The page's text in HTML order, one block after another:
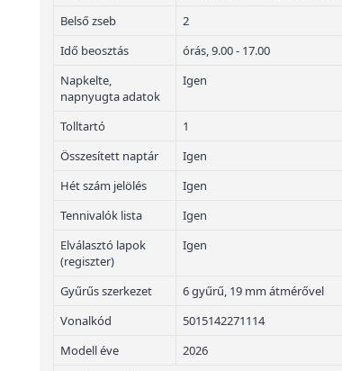
Belső zseb
2
Idő beosztás
órás, 9.00 - 17.00
Napkelte,
napnyugta adatok
Igen
Tolltartó
1
Összesített naptár
Igen
Hét szám jelölés
Igen
Tennivalók lista
Igen
Elválasztó lapok
(regiszter)
Igen
Gyűrűs szerkezet
6 gyűrű, 19 mm átmérővel
Vonalkód
5015142271114
Modell éve
2026